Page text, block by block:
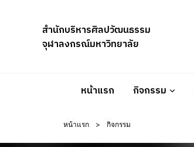
สำนักบริหารศิลปวัฒนธรรม
จุฬาลงกรณ์มหาวิทยาลัย
หน้าแรก กิจกรรม
หน้าแรก > กิจกรรม